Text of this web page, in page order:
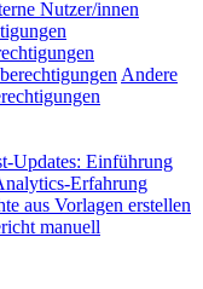
Nutzer/innen
Andere
Updates: Einführung
Erfahrung
aus Vorlagen erstellen
manuell